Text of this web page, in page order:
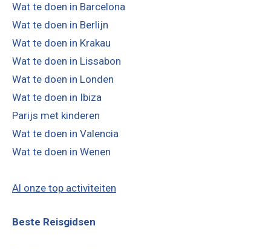
Wat te doen in Barcelona
Wat te doen in Berlijn
Wat te doen in Krakau
Wat te doen in Lissabon
Wat te doen in Londen
Wat te doen in Ibiza
Parijs met kinderen
Wat te doen in Valencia
Wat te doen in Wenen
Al onze top activiteiten
Beste Reisgidsen